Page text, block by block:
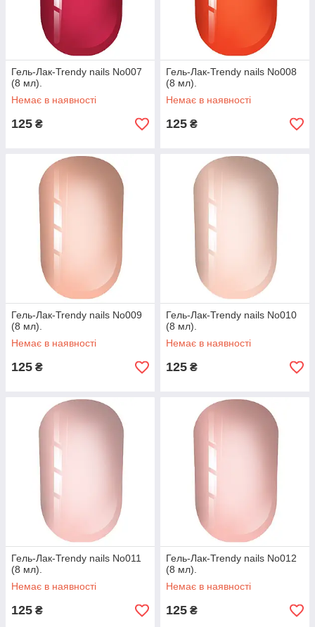
Гель-Лак-Trendy nails No007
(8 мл).
Немає в наявності
125 ₴
Гель-Лак-Trendy nails No008
(8 мл).
Немає в наявності
125 ₴
Гель-Лак-Trendy nails No009
(8 мл).
Немає в наявності
125 ₴
Гель-Лак-Trendy nails No010
(8 мл).
Немає в наявності
125 ₴
Гель-Лак-Trendy nails No011
(8 мл).
Немає в наявності
125 ₴
Гель-Лак-Trendy nails No012
(8 мл).
Немає в наявності
125 ₴